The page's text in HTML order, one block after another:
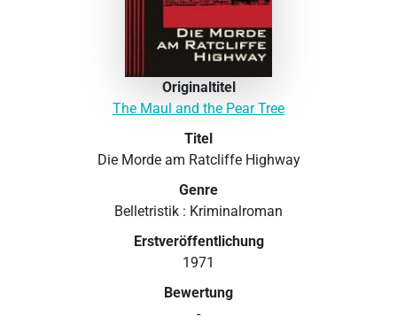
Originaltitel
The Maul and the Pear Tree
Titel
Die Morde am Ratcliffe Highway
Genre
Belletristik : Kriminalroman
Erstveröffentlichung
1971
Bewertung
-